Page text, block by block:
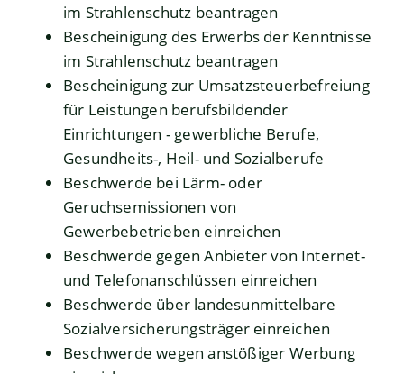
im Strahlenschutz beantragen
Bescheinigung des Erwerbs der Kenntnisse
im Strahlenschutz beantragen
Bescheinigung zur Umsatzsteuerbefreiung
für Leistungen berufsbildender
Einrichtungen - gewerbliche Berufe,
Gesundheits-, Heil- und Sozialberufe
Beschwerde bei Lärm- oder
Geruchsemissionen von
Gewerbebetrieben einreichen
Beschwerde gegen Anbieter von Internet-
und Telefonanschlüssen einreichen
Beschwerde über landesunmittelbare
Sozialversicherungsträger einreichen
Beschwerde wegen anstößiger Werbung